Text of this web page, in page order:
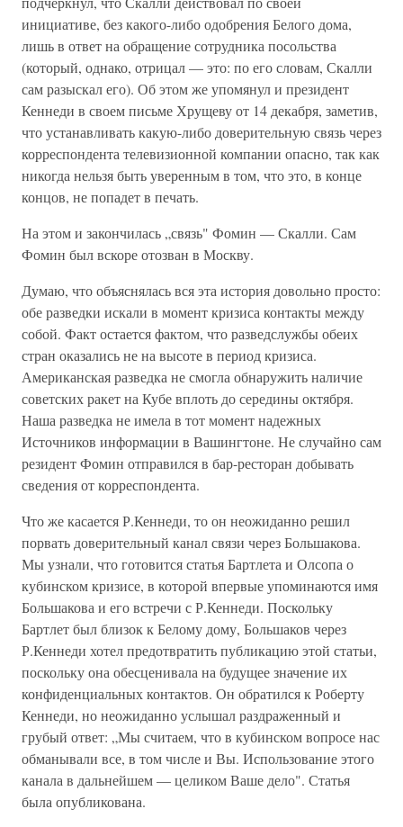
инициативе, без какого-либо одобрения Белого дома,
лишь в ответ на обращение сотрудника посольства
(который, однако, отрицал — это: по его словам, Скалли
сам разыскал его). Об этом же упомянул и президент
Кеннеди в своем письме Хрущеву от 14 декабря, заметив,
что устанавливать какую-либо доверительную связь через
корреспондента телевизионной компании опасно, так как
никогда нельзя быть уверенным в том, что это, в конце
концов, не попадет в печать.
На этом и закончилась „связь" Фомин — Скалли. Сам
Фомин был вскоре отозван в Москву.
Думаю, что объяснялась вся эта история довольно просто:
обе разведки искали в момент кризиса контакты между
собой. Факт остается фактом, что разведслужбы обеих
стран оказались не на высоте в период кризиса.
Американская разведка не смогла обнаружить наличие
советских ракет на Кубе вплоть до середины октября.
Наша разведка не имела в тот момент надежных
Источников информации в Вашингтоне. Не случайно сам
резидент Фомин отправился в бар-ресторан добывать
сведения от корреспондента.
Что же касается Р.Кеннеди, то он неожиданно решил
порвать доверительный канал связи через Большакова.
Мы узнали, что готовится статья Бартлета и Олсопа о
кубинском кризисе, в которой впервые упоминаются имя
Большакова и его встречи с Р.Кеннеди. Поскольку
Бартлет был близок к Белому дому, Большаков через
Р.Кеннеди хотел предотвратить публикацию этой статьи,
поскольку она обесценивала на будущее значение их
конфиденциальных контактов. Он обратился к Роберту
Кеннеди, но неожиданно услышал раздраженный и
грубый ответ: „Мы считаем, что в кубинском вопросе нас
обманывали все, в том числе и Вы. Использование этого
канала в дальнейшем — целиком Ваше дело". Статья
была опубликована.